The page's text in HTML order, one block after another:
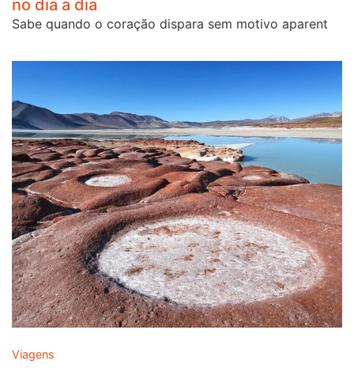
no dia a dia
Sabe quando o coração dispara sem motivo aparent
Viagens